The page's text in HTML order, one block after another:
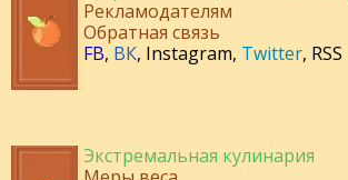
Рекламодателям
Обратная связь
FB, ВК, Instagram, Twitter, RSS
Экстремальная кулинария